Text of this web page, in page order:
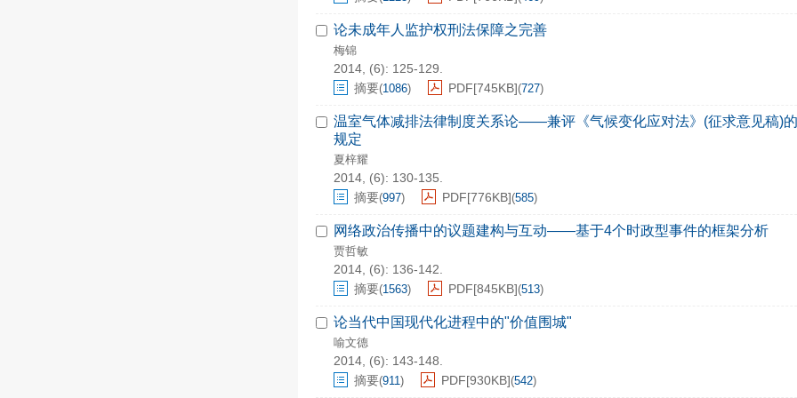
论未成年人监护权刑法保障之完善
梅锦
2014, (6): 125-129.
摘要(1086) PDF[745KB](727)
温室气体减排法律制度关系论——兼评《气候变化应对法》(征求意见稿)
规定
夏梓耀
2014, (6): 130-135.
摘要(997) PDF[776KB](585)
网络政治传播中的议题建构与互动——基于4个时政型事件的框架分析
贾哲敏
2014, (6): 136-142.
摘要(1563) PDF[845KB](513)
论当代中国现代化进程中的"价值围城"
喻文德
2014, (6): 143-148.
摘要(911) PDF[930KB](542)